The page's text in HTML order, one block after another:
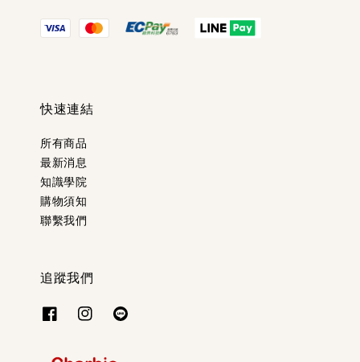
快速連結
所有商品
最新消息
知識學院
購物須知
聯繫我們
追蹤我們